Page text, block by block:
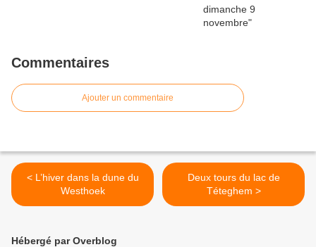
Commentaires
Ajouter un commentaire
< L’hiver dans la dune du
Westhoek
Deux tours du lac de
Téteghem >
Hébergé par Overblog